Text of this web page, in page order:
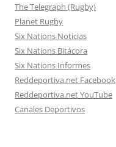
The Telegraph (Rugby)
Planet Rugby
Six Nations Noticias
Six Nations Bitácora
Six Nations Informes
Reddeportiva.net Facebook
Reddeportiva.net YouTube
Canales Deportivos